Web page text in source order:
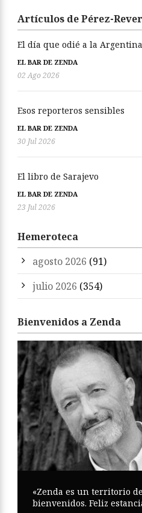
Artículos de Pérez-
El día que odié a la Argentina
EL BAR DE ZENDA
02 Ago 2026
Esos reporteros sensibles
EL BAR DE ZENDA
30 Jul 2026
El libro de Sarajevo
EL BAR DE ZENDA
23 Jul 2026
Hemeroteca
agosto 2026 (91)
julio 2026 (354)
Bienvenidos a Zenda
«Zenda es un territorio
bienvenidos. Feliz